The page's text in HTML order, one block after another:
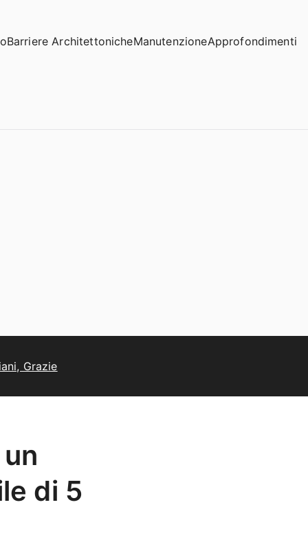
Barriere ArchitettonicheManutenzioneApprofondimenti
Grazie
di 5